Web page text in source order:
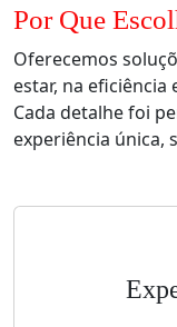
Por Que
Oferecemos
estar, na eficiência
Cada detalhe foi
experiência única,